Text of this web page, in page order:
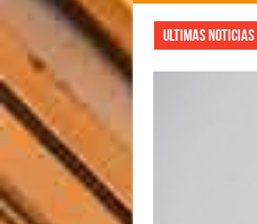
Ultimas Noticias